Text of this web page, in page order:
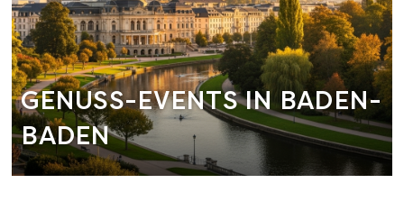
GENUSS-EVENTS IN BADEN-
BADEN